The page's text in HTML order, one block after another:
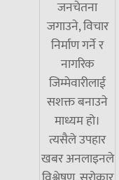
जनचेतना
जगाउने, विचार
निर्माण गर्ने र
नागरिक
जिम्मेवारीलाई
सशक्त बनाउने
माध्यम हो।
त्यसैले उपहार
खबर अनलाइनले